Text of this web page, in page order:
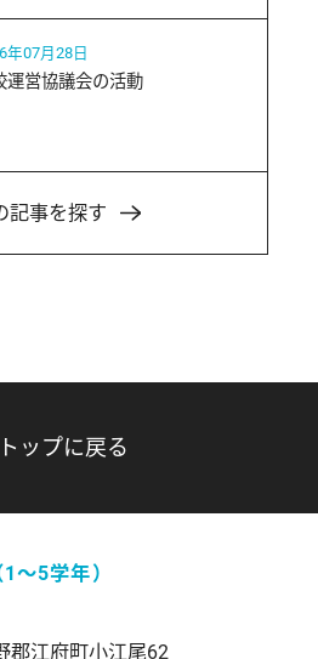
年07月28日
運営協議会の活動
記事を探す
トップに戻る
1〜5学年）
郡江府町小江尾62